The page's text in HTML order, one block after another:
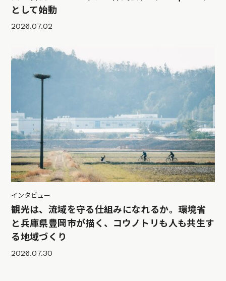
として始動
2026.07.02
インタビュー
観光は、流域を守る仕組みになれるか。環境省
と兵庫県豊岡市が描く、コウノトリも人も共生す
る地域づくり
2026.07.30